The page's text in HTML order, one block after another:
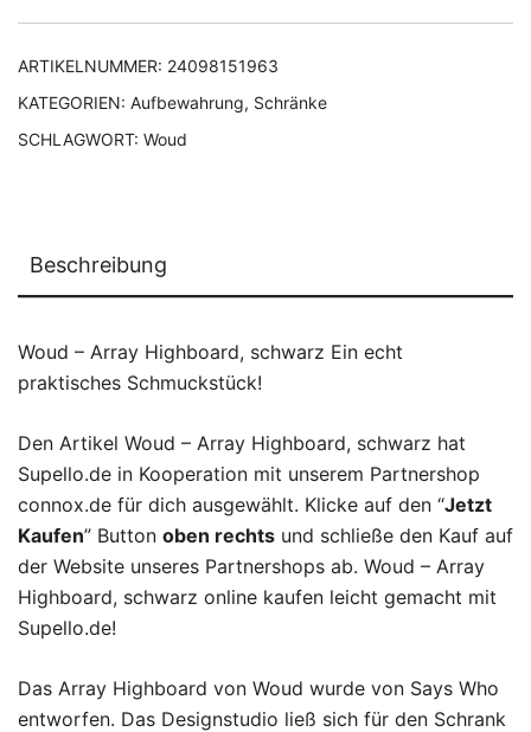
ARTIKELNUMMER: 24098151963
KATEGORIEN: Aufbewahrung, Schränke
SCHLAGWORT: Woud
Beschreibung
Woud – Array Highboard, schwarz Ein echt
praktisches Schmuckstück!
Den Artikel Woud – Array Highboard, schwarz hat
Supello.de in Kooperation mit unserem Partnershop
connox.de für dich ausgewählt. Klicke auf den “Jetzt
Kaufen” Button oben rechts und schließe den Kauf auf
der Website unseres Partnershops ab. Woud – Array
Highboard, schwarz online kaufen leicht gemacht mit
Supello.de!
Das Array Highboard von Woud wurde von Says Who
entworfen. Das Designstudio ließ sich für den Schrank